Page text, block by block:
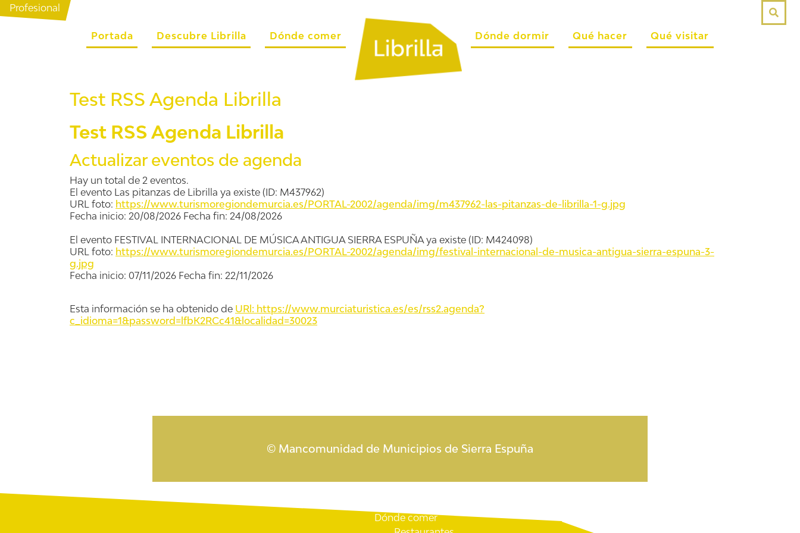
Profesional
Portada Descubre Librilla Dónde comer Dónde dormir Qué hacer Qué visitar
Test RSS Agenda Librilla
Test RSS Agenda Librilla
Actualizar eventos de agenda
Hay un total de 2 eventos.
El evento Las pitanzas de Librilla ya existe (ID: M437962)
URL foto: https://www.turismoregiondemurcia.es/PORTAL-2002/agenda/img/m437962-las-pitanzas-de-librilla-1-g.jpg
Fecha inicio: 20/08/2026 Fecha fin: 24/08/2026
El evento FESTIVAL INTERNACIONAL DE MÚSICA ANTIGUA SIERRA ESPUÑA ya existe (ID: M424098)
URL foto: https://www.turismoregiondemurcia.es/PORTAL-2002/agenda/img/festival-internacional-de-musica-antigua-sierra-espuna-3-
g.jpg
Fecha inicio: 07/11/2026 Fecha fin: 22/11/2026
Esta información se ha obtenido de URl: https://www.murciaturistica.es/es/rss2.agenda?
c_idioma=1&password=lfbK2RCc41&localidad=30023
© Mancomunidad de Municipios de Sierra Espuña
Dónde comer